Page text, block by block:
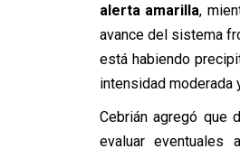
alerta amarilla,
avance del sistema
está habiendo
intensidad moderada
Cebrián agregó que
evaluar eventuales